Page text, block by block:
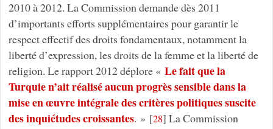
2010 à 2012. La Commission demande dès 2011
d’importants efforts supplémentaires pour garantir le
respect effectif des droits fondamentaux, notamment la
liberté d’expression, les droits de la femme et la liberté de
religion. Le rapport 2012 déplore « Le fait que la
Turquie n’ait réalisé aucun progrès sensible dans la
mise en œuvre intégrale des critères politiques suscite
des inquiétudes croissantes. » [28] La Commission